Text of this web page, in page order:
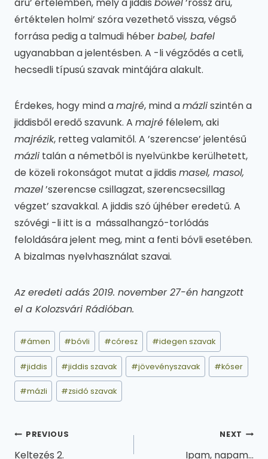
értéktelen holmi’ szóra vezethető vissza, végső
forrása pedig a talmudi héberbabel, bafel
ugyanabban a jelentésben. A -li végződés a cetli,
hecsedli típusú szavak mintájára alakult.
Érdekes, hogy mind amajré, mind amázliszintén a
jiddisből eredő szavunk. A majré félelem, aki
majrézik, retteg valamitől. A ’szerencse’ jelentésű
mázli talán a németből is nyelvünkbe kerülhetett,
de közeli rokonságot mutat a jiddis masel, masol,
mazel’szerencse csillagzat, szerencsecsillag
végzet’ szavakkal. A jiddis szó újhéber eredetű. A
szóvégi -li itt is a mássalhangzó-torlódás
feloldására jelent meg, mint a fenti bóvli esetében.
A bizalmas nyelvhasználat szavai.
Az eredeti adás 2019. november 27-én hangzott
el a Kolozsvári Rádióban.
Post
Tags:
#ámen #bóvli #córesz #idegen szavak
#jiddis #jiddis szavak #jövevényszavak #kóser
#mázli #zsidó szavak
Bejegyzés
PREVIOUS
Keltezés 2.
NEXT
Ipam, napam…